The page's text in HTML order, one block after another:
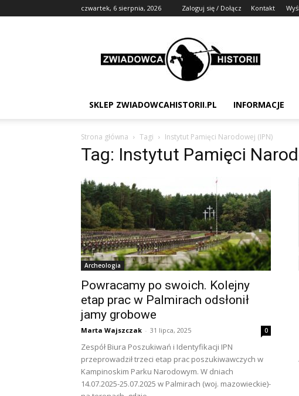
czwartek, 6 sierpnia, 2026 Zaloguj się / Dołącz Kontakt
Zwiadowca
Historii
SKLEP ZWIADOWCAHISTORII.PL INFORMACJE
Strona główna Tagi Instytut Pamięci Narodowej (IPN)
Tag: Instytut Pamięci
Archeologia
Powracamy po swoich. Kolejny
etap prac w Palmirach odsłonił
jamy grobowe
Marta Wajszczak - 31 lipca, 2025 0
Zespół Biura Poszukiwań i Identyfikacji IPN
przeprowadził trzeci etap prac poszukiwawczych w
Kampinoskim Parku Narodowym. W dniach
14.07.2025-25.07.2025 w Palmirach (woj. mazowieckie)-